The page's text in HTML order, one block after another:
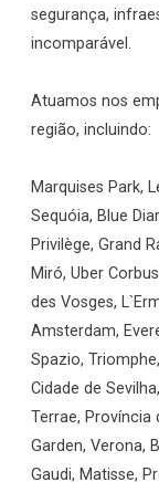
segurança,
incomparável.
Atuamos nos
região, incluindo:
Marquises Park,
Sequóia, Blue
Privilège, Grand
Miró, Uber
des Vosges,
Amsterdam,
Spazio,
Cidade de
Terrae, Província
Garden, Verona,
Gaudi, Matisse,